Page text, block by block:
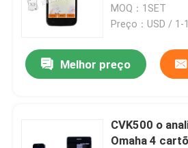
póquer
MOQ：1SET
Preço：USD /
Melhor preço
CVK500 o
Omaha 4